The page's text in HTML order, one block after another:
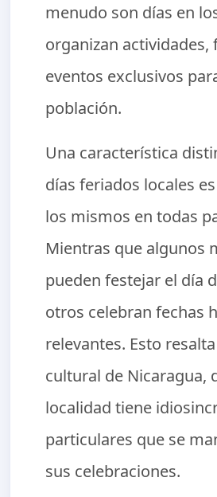
menudo son días en
organizan actividades,
eventos exclusivos
población.
Una característica
días feriados locales
los mismos en todas
Mientras que algunos
pueden festejar el día
otros celebran fechas
relevantes. Esto
cultural de Nicaragua,
localidad tiene
particulares que se
sus celebraciones.